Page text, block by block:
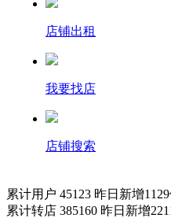
店铺出租
我要找店
店铺搜索
累计用户 45123 昨日新增1129
累计转店 385160 昨日新增